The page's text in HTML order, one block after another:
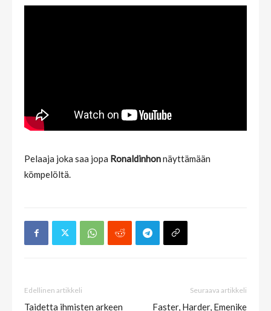
Pelaaja joka saa jopa Ronaldinhonnäyttämään
kömpelöltä.
Edellinen artikkeli
Taidetta ihmisten arkeen
Seuraava artikkeli
Faster, Harder, Emenike